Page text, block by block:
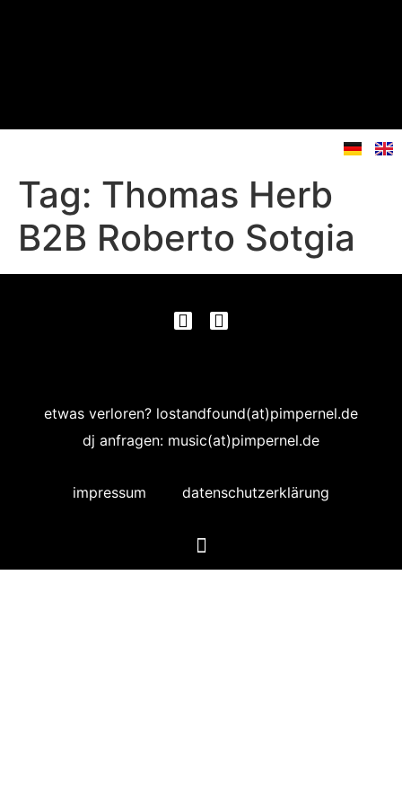
Tag: Thomas Herb
B2B Roberto Sotgia
etwas verloren? lostandfound(at)pimpernel.de
dj anfragen: music(at)pimpernel.de
impressum datenschutzerklärung